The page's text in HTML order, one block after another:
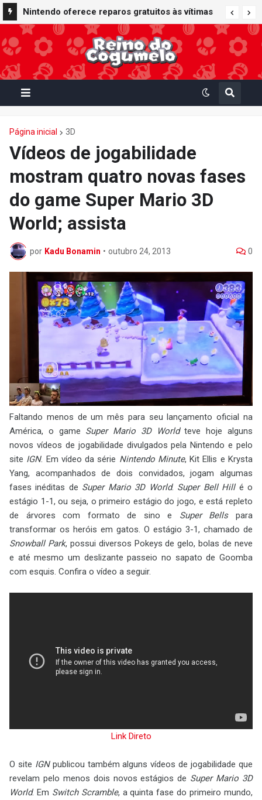
Nintendo oferece reparos gratuitos às vítimas
do terremoto de Kumamoto e doa 50 milhões
de ienes à Cruz Vermelha
Página inicial 3D
Vídeos de jogabilidade
mostram quatro novas fases
do game Super Mario 3D
World; assista
por Kadu Bonamin • outubro 24, 2013 0
Faltando menos de um mês para seu lançamento oficial na
América, o game Super Mario 3D Worldteve hoje alguns
novos vídeos de jogabilidade divulgados pela Nintendo e pelo
site IGN. Em vídeo da série Nintendo Minute, Kit Ellis e Krysta
Yang, acompanhados de dois convidados, jogam algumas
fases inéditas de Super Mario 3D World. Super Bell Hillé o
estágio 1-1, ou seja, o primeiro estágio do jogo, e está repleto
de árvores com formato de sino e Super Bellspara
transformar os heróis em gatos. O estágio 3-1, chamado de
Snowball Park, possui diversos Pokeys de gelo, bolas de neve
e até mesmo um deslizante passeio no sapato de Goomba
com esquis. Confira o vídeo a seguir.
Link Direto
O site IGNpublicou também alguns vídeos de jogabilidade que
revelam pelo menos dois novos estágios de Super Mario 3D
World. Em Switch Scramble, a quinta fase do primeiro mundo,